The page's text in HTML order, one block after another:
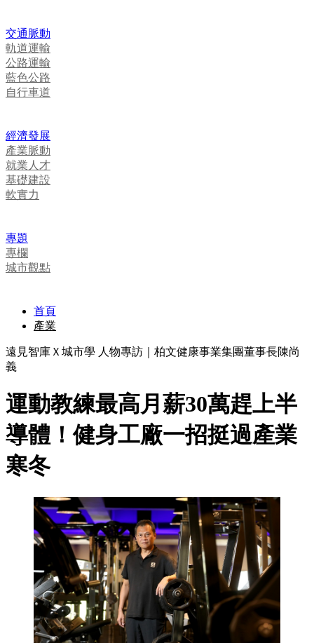
交通脈動
軌道運輸
公路運輸
藍色公路
自行車道
經濟發展
產業脈動
就業人才
基礎建設
軟實力
專題
專欄
城市觀點
首頁
產業
遠見智庫Ｘ城市學 人物專訪｜柏文健康事業集團董事長陳尚
義
運動教練最高月薪30萬趕上半
導體！健身工廠一招挺過產業
寒冬